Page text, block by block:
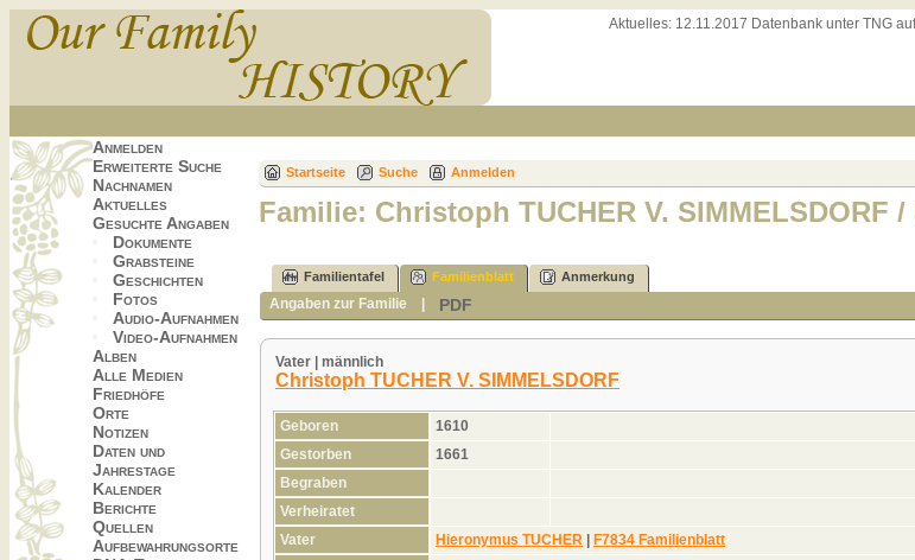
Aktuelles: 12.11.2017 Datenbank unter TNG
Anmelden
Erweiterte Suche
Nachnamen
Aktuelles
Gesuchte Angaben
Dokumente
Grabsteine
Geschichten
Fotos
Audio-Aufnahmen
Video-Aufnahmen
Alben
Alle Medien
Friedhöfe
Orte
Notizen
Daten und
Jahrestage
Kalender
Berichte
Quellen
Aufbewahrungsorte
Startseite Suche Anmelden
Familie: Christoph TUCHER V. SIMMELSDORF /
Familientafel Familienblatt Anmerkung
Angaben zur Familie PDF
Vater | männlich
Christoph TUCHER V. SIMMELSDORF
Geboren
1610
Gestorben
1661
Begraben
Verheiratet
Vater
Hieronymus TUCHER | F7834 Familienblatt